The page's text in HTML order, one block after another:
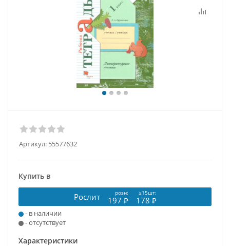
Артикул: 55577632
Купить в
Рослит розн: ≥15шт:
197 ₽ 178 ₽
- в наличии
- отсутствует
Характеристики